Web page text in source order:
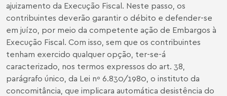
ajuizamento da Execução Fiscal. Neste passo, os
contribuintes deverão garantir o débito e defender-se
em juízo, por meio da competente ação de Embargos à
Execução Fiscal. Com isso, sem que os contribuintes
tenham exercido qualquer opção, ter-se-á
caracterizado, nos termos expressos do art. 38,
parágrafo único, da Lei nº 6.830/1980, o instituto da
concomitância, que implicara automática desistência do